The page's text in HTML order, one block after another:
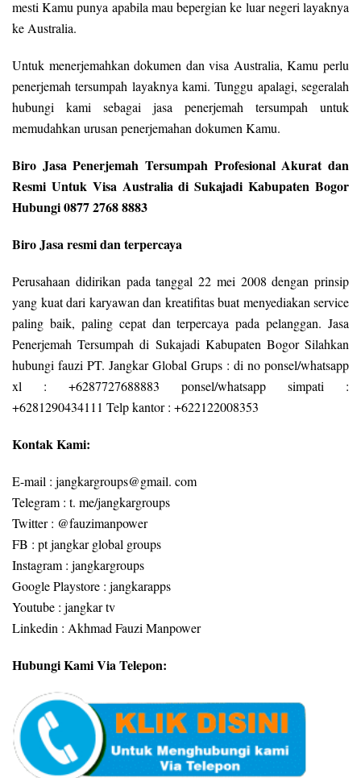
mesti Kamu punya apabila mau bepergian ke luar negeri layaknya
ke Australia.
Untuk menerjemahkan dokumen dan visa Australia, Kamu perlu
penerjemah tersumpah layaknya kami. Tunggu apalagi, segeralah
hubungi kami sebagai jasa penerjemah tersumpah untuk
memudahkan urusan penerjemahan dokumen Kamu.
Biro Jasa Penerjemah Tersumpah Profesional Akurat dan
Resmi Untuk Visa Australia di Sukajadi Kabupaten Bogor
Hubungi 0877 2768 8883
Biro Jasa resmi dan terpercaya
Perusahaan didirikan pada tanggal 22 mei 2008 dengan prinsip
yang kuat dari karyawan dan kreatifitas buat menyediakan service
paling baik, paling cepat dan terpercaya pada pelanggan. Jasa
Penerjemah Tersumpah di Sukajadi Kabupaten Bogor Silahkan
hubungi fauzi PT. Jangkar Global Grups : di no ponsel/whatsapp
xl : +6287727688883 ponsel/whatsapp simpati :
+6281290434111 Telp kantor : +622122008353
Kontak Kami:
E-mail : jangkargroups@gmail. com
Telegram : t. me/jangkargroups
Twitter : @fauzimanpower
FB : pt jangkar global groups
Instagram : jangkargroups
Google Playstore : jangkarapps
Youtube : jangkar tv
Linkedin : Akhmad Fauzi Manpower
Hubungi Kami Via Telepon: